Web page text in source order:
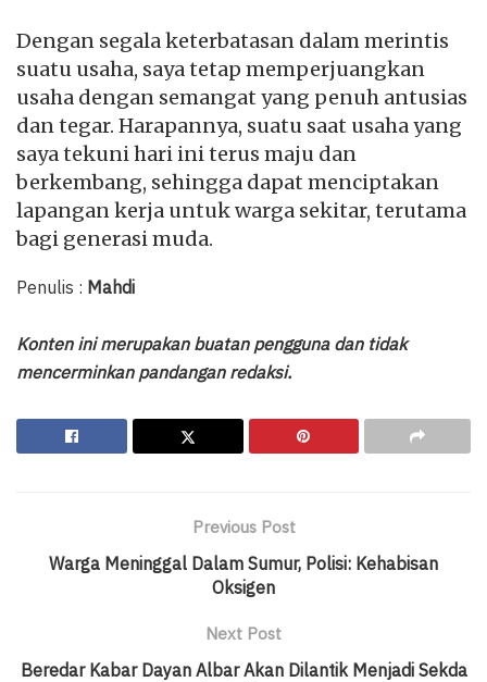
Dengan segala keterbatasan dalam merintis
suatu usaha, saya tetap memperjuangkan
usaha dengan semangat yang penuh antusias
dan tegar. Harapannya, suatu saat usaha yang
saya tekuni hari ini terus maju dan
berkembang, sehingga dapat menciptakan
lapangan kerja untuk warga sekitar, terutama
bagi generasi muda.
Penulis : Mahdi
Konten ini merupakan buatan pengguna dan tidak
mencerminkan pandangan redaksi.
Previous Post
Warga Meninggal Dalam Sumur, Polisi: Kehabisan
Oksigen
Next Post
Beredar Kabar Dayan Albar Akan Dilantik Menjadi Sekda